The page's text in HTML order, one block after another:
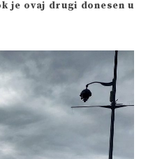
je ovaj drugi donesen u